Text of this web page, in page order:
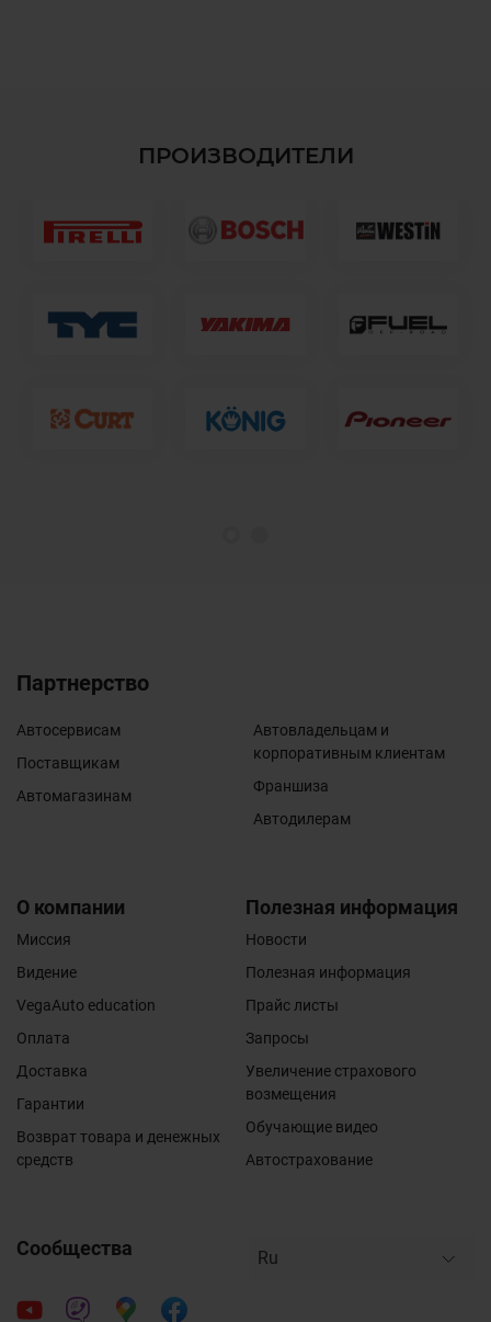
ПРОИЗВОДИТЕЛИ
Партнерство
Автосервисам
Поставщикам
Автомагазинам
Автовладельцам и
корпоративным клиентам
Франшиза
Автодилерам
О компании
Миссия
Видение
VegaAuto education
Оплата
Доставка
Гарантии
Возврат товара и денежных
средств
Полезная информация
Новости
Полезная информация
Прайс листы
Запросы
Увеличение страхового
возмещения
Обучающие видео
Автострахование
Сообщества